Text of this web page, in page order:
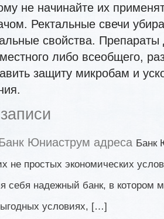
не начинайте их
Ректальные свечи
свойства.
либо всеобщего,
защиту микробам и
Юниаструм адреса Банк
не простых экономических
себя надежный банк, в котором
условиях, […]